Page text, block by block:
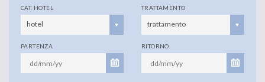
CAT. HOTEL
hotel
TRATTAMENTO
trattamento
PARTENZA RITORNO